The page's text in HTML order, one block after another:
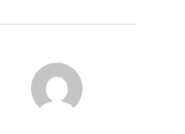
BEITRAGSAUTOR